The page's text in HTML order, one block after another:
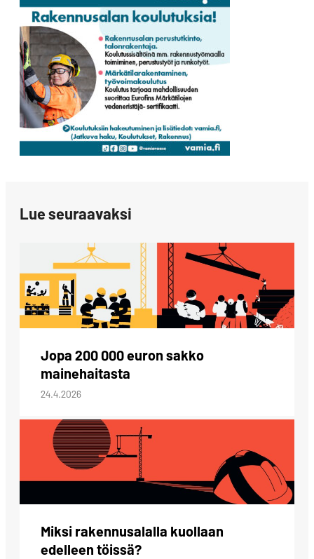
Lue seuraavaksi
Jopa 200 000 euron sakko
mainehaitasta
24.4.2026
Miksi rakennusalalla kuollaan
edelleen töissä?